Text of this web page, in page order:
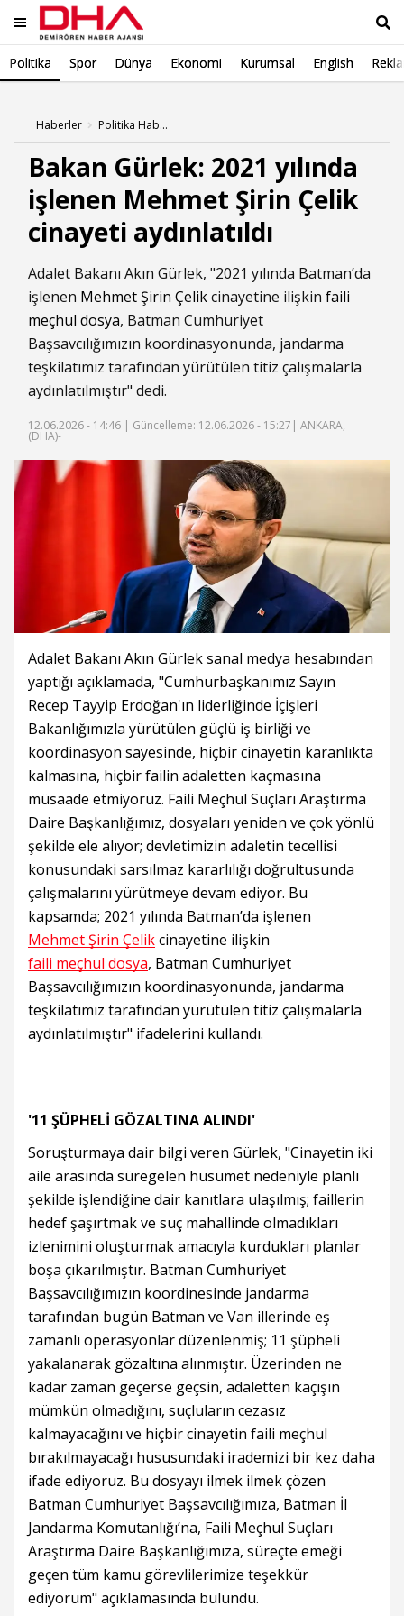
Politika Spor Dünya Ekonomi Kurumsal English
Haberler Politika Haberleri
Bakan Gürlek: 2021 yılında
işlenen Mehmet Şirin Çelik
cinayeti aydınlatıldı
Adalet Bakanı Akın Gürlek, "2021 yılında Batman’da
işlenen Mehmet Şirin Çelikcinayetine ilişkin faili
meçhul dosya, Batman Cumhuriyet
Başsavcılığımızın koordinasyonunda, jandarma
teşkilatımız tarafından yürütülen titiz çalışmalarla
aydınlatılmıştır" dedi.
12.06.2026 - 14:46 | Güncelleme: 12.06.2026 - 15:27 | ANKARA,
(DHA)-
Adalet Bakanı Akın Gürlek sanal medya hesabından
yaptığı açıklamada, "Cumhurbaşkanımız Sayın
Recep Tayyip Erdoğan'ın liderliğinde İçişleri
Bakanlığımızla yürütülen güçlü iş birliği ve
koordinasyon sayesinde, hiçbir cinayetin karanlıkta
kalmasına, hiçbir failin adaletten kaçmasına
müsaade etmiyoruz. Faili Meçhul Suçları Araştırma
Daire Başkanlığımız, dosyaları yeniden ve çok yönlü
şekilde ele alıyor; devletimizin adaletin tecellisi
konusundaki sarsılmaz kararlılığı doğrultusunda
çalışmalarını yürütmeye devam ediyor. Bu
kapsamda; 2021 yılında Batman’da işlenen
Mehmet Şirin Çelikcinayetine ilişkin
faili meçhul dosya, Batman Cumhuriyet
Başsavcılığımızın koordinasyonunda, jandarma
teşkilatımız tarafından yürütülen titiz çalışmalarla
aydınlatılmıştır" ifadelerini kullandı.
'11 ŞÜPHELİ GÖZALTINA ALINDI'
Soruşturmaya dair bilgi veren Gürlek, "Cinayetin iki
aile arasında süregelen husumet nedeniyle planlı
şekilde işlendiğine dair kanıtlara ulaşılmış; faillerin
hedef şaşırtmak ve suç mahallinde olmadıkları
izlenimini oluşturmak amacıyla kurdukları planlar
boşa çıkarılmıştır. Batman Cumhuriyet
Başsavcılığımızın koordinesinde jandarma
tarafından bugün Batman ve Van illerinde eş
zamanlı operasyonlar düzenlenmiş; 11 şüpheli
yakalanarak gözaltına alınmıştır. Üzerinden ne
kadar zaman geçerse geçsin, adaletten kaçışın
mümkün olmadığını, suçluların cezasız
kalmayacağını ve hiçbir cinayetin faili meçhul
bırakılmayacağı hususundaki irademizi bir kez daha
ifade ediyoruz. Bu dosyayı ilmek ilmek çözen
Batman Cumhuriyet Başsavcılığımıza, Batman İl
Jandarma Komutanlığı’na, Faili Meçhul Suçları
Araştırma Daire Başkanlığımıza, süreçte emeği
geçen tüm kamu görevlilerimize teşekkür
ediyorum" açıklamasında bulundu.